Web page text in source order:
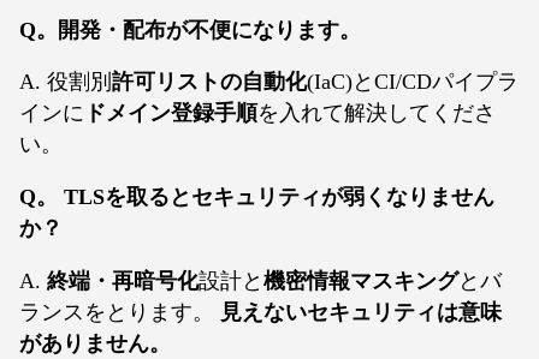
Q。開発・配布が不便になります。
A. 役割別 許可リストの自動化(IaC)とCI/CDパイプラ
インに ドメイン登録手順を入れて解決してくださ
い。
Q。 TLSを取るとセキュリティが弱くなりません
か？
A. 終端・再暗号化設計と 機密情報マスキングとバ
ランスをとります。
見えないセキュリティは意味
がありません。